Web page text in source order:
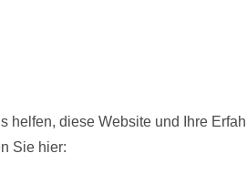
3x trims, various clips and pins
diese Website und Ihre
Sie hier: